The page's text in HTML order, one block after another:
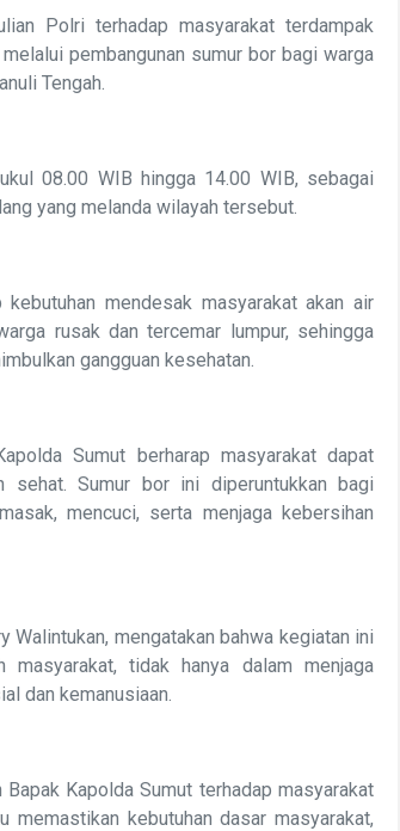
Polri terhadap masyarakat terdampak
pembangunan sumur bor bagi warga
Tengah.
08.00 WIB hingga 14.00 WIB, sebagai
yang melanda wilayah tersebut.
mendesak masyarakat akan air
rusak dan tercemar lumpur, sehingga
gangguan kesehatan.
Sumut berharap masyarakat dapat
sehat. Sumur bor ini diperuntukkan bagi
mencuci, serta menjaga kebersihan
mengatakan bahwa kegiatan ini
tidak hanya dalam menjaga
dan kemanusiaan.
Kapolda Sumut terhadap masyarakat
memastikan kebutuhan dasar masyarakat,